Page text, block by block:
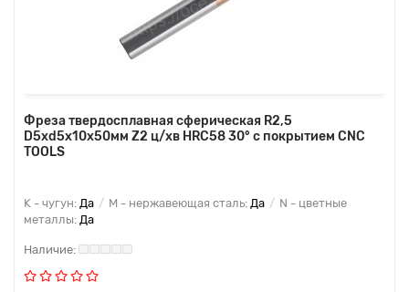
Фреза твердосплавная сферическая R2,5
D5xd5x10x50мм Z2 ц/хв HRC58 30° с покрытием CNC
TOOLS
K - чугун: Да M - нержавеющая сталь: Да
N - цветные
металлы: Да